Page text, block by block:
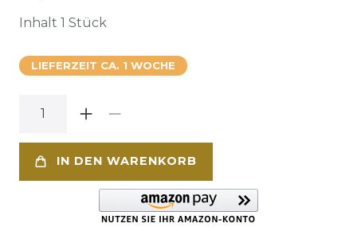
Inhalt 1 Stück
LIEFERZEIT CA. 1 WOCHE
IN DEN WARENKORB